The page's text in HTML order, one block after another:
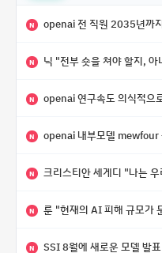
N openai 전 직원 2035년까지 텔
N 닉 "전부 숏을 쳐야 할지, 아니면 특이점이
N openai 연구속도 의식적으
N openai 내부모델 mewfour
N 크리스티안 세게디 "나는 우리가
N 룬 "현재의 AI 피해 규모가 문제가 아니라, 자기복제·탈출·확산이 가능
N SSI 8월에 새로운 모델 발표